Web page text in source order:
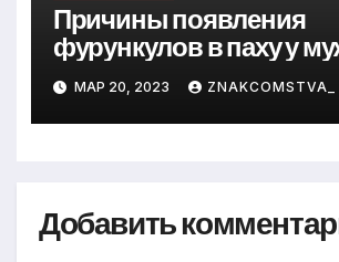
Причины появления
фурункулов в паху у
МАР 20, 2023 ZNAKCOMSTVA_
Добавить